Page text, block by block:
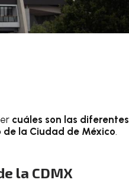
cuáles son las diferentes
la Ciudad de México.
la CDMX